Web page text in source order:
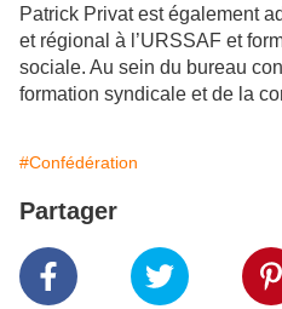
Patrick Privat est également
et régional à l’URSSAF et
sociale. Au sein du bureau
formation syndicale et de la
#Confédération
Partager